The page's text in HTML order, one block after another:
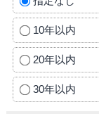
10年以内
20年以内
30年以内